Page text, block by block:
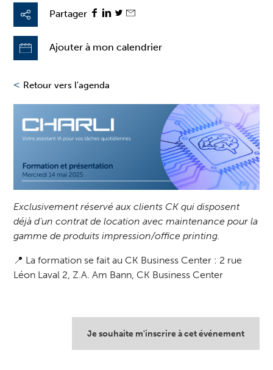
Partager
Ajouter à mon calendrier
< Retour vers l'agenda
Exclusivement réservé aux clients CK qui disposent
déjà d’un contrat de location avec maintenance pour la
gamme de produits impression/office printing.
📍 La formation se fait au CK Business Center : 2 rue
Léon Laval 2, Z.A. Am Bann, CK Business Center
Je souhaite m'inscrire à cet événement